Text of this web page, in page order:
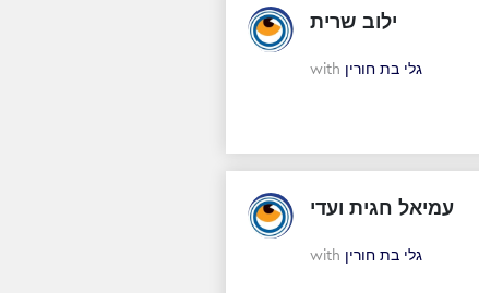
ילוב שרית
with גלי בת חורין
עמיאל חגית ועדי
with גלי בת חורין